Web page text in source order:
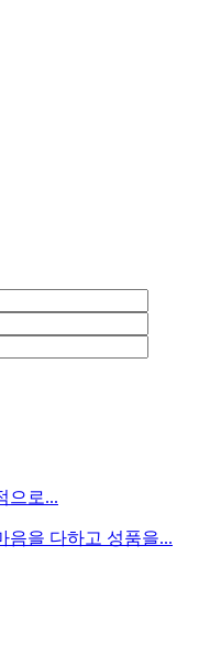
으로...
음을 다하고 성품을...